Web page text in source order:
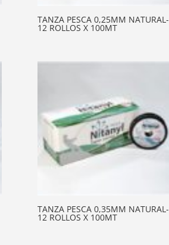
TANZA PESCA 0,25MM NATURAL-
12 ROLLOS X 100MT
TANZA PESCA 0,35MM NATURAL-
12 ROLLOS X 100MT